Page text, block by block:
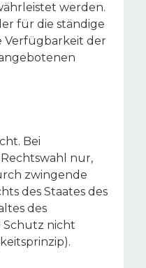
werden.
für die ständige
der
Bei
nur,
zwingende
des Staates des
des
Schutz nicht